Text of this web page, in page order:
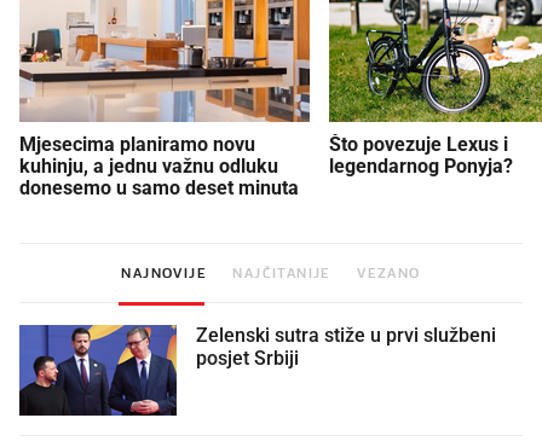
Mjesecima planiramo novu
kuhinju, a jednu važnu odluku
donesemo u samo deset minuta
Što povezuje Lexus i
legendarnog Ponyja?
NAJNOVIJE NAJČITANIJE VEZANO
Zelenski sutra stiže u prvi službeni
posjet Srbiji